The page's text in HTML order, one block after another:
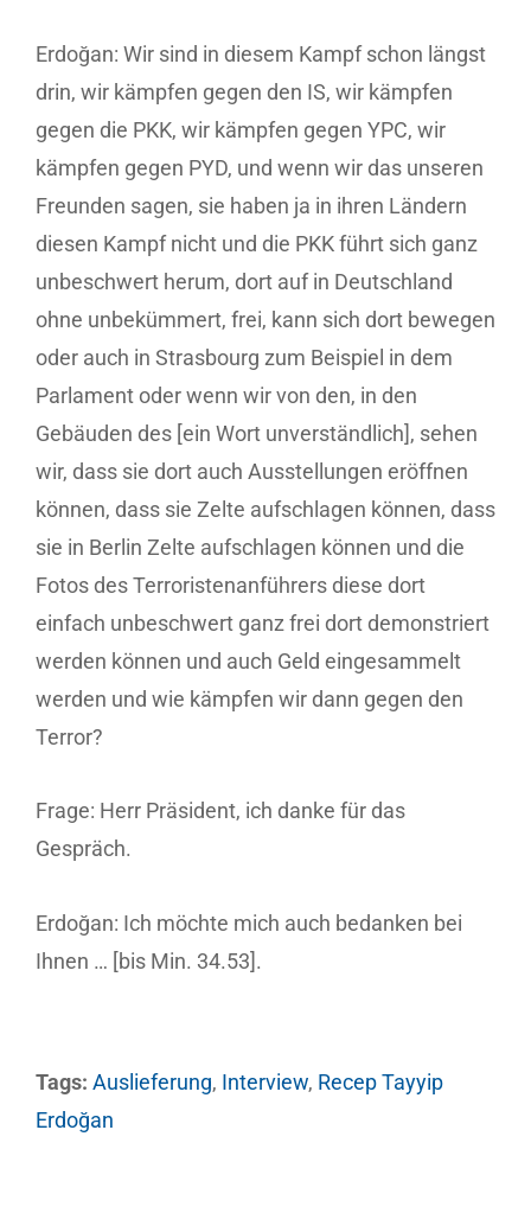
Erdoğan: Wir sind in diesem Kampf schon längst
drin, wir kämpfen gegen den IS, wir kämpfen
gegen die PKK, wir kämpfen gegen YPC, wir
kämpfen gegen PYD, und wenn wir das unseren
Freunden sagen, sie haben ja in ihren Ländern
diesen Kampf nicht und die PKK führt sich ganz
unbeschwert herum, dort auf in Deutschland
ohne unbekümmert, frei, kann sich dort bewegen
oder auch in Strasbourg zum Beispiel in dem
Parlament oder wenn wir von den, in den
Gebäuden des [ein Wort unverständlich], sehen
wir, dass sie dort auch Ausstellungen eröffnen
können, dass sie Zelte aufschlagen können, dass
sie in Berlin Zelte aufschlagen können und die
Fotos des Terroristenanführers diese dort
einfach unbeschwert ganz frei dort demonstriert
werden können und auch Geld eingesammelt
werden und wie kämpfen wir dann gegen den
Terror?
Frage: Herr Präsident, ich danke für das
Gespräch.
Erdoğan: Ich möchte mich auch bedanken bei
Ihnen … [bis Min. 34.53].
Tags: Auslieferung, Interview, Recep Tayyip
Erdoğan